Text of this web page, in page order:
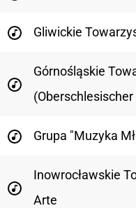
Gliwickie
Górnośląskie
Grupa "Muzyka
Inowrocławskie
Arte